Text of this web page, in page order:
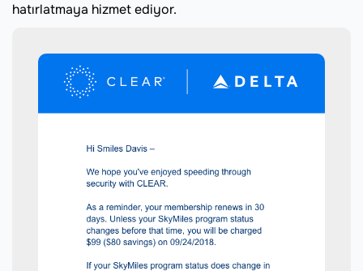
hatırlatmaya hizmet ediyor.